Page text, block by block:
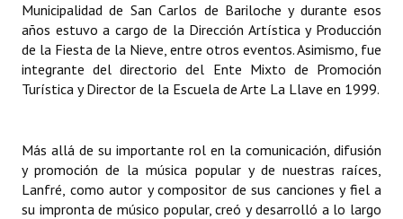
Municipalidad de San Carlos de Bariloche y durante esos
años estuvo a cargo de la Dirección Artística y Producción
de la Fiesta de la Nieve, entre otros eventos. Asimismo, fue
integrante del directorio del Ente Mixto de Promoción
Turística y Director de la Escuela de Arte La Llave en 1999.
Más allá de su importante rol en la comunicación, difusión
y promoción de la música popular y de nuestras raíces,
Lanfré, como autor y compositor de sus canciones y fiel a
su impronta de músico popular, creó y desarrolló a lo largo